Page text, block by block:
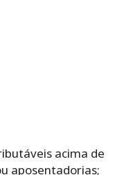
acima de
aposentadorias;